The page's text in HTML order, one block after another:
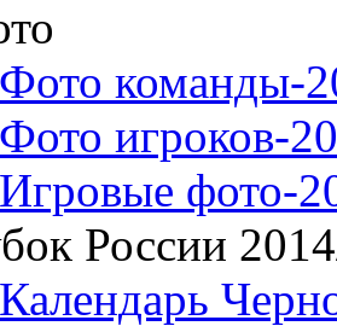
Фото команды-
Фото игроков-
Игровые фото-
России
Календарь